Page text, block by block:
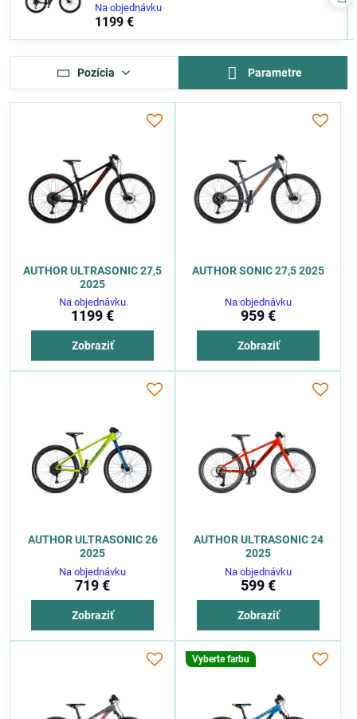
Na objednávku
1199 €
Pozícia Parametre
AUTHOR ULTRASONIC 27,5
2025
Na objednávku
1199 €
Zobraziť
AUTHOR SONIC 27,5 2025
Na objednávku
959 €
Zobraziť
AUTHOR ULTRASONIC 26
2025
Na objednávku
719 €
Zobraziť
AUTHOR ULTRASONIC 24
2025
Na objednávku
599 €
Zobraziť
Vyberte farbu